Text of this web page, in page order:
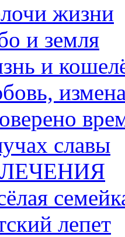
жизни
и земля
и
измена
славы
лепет